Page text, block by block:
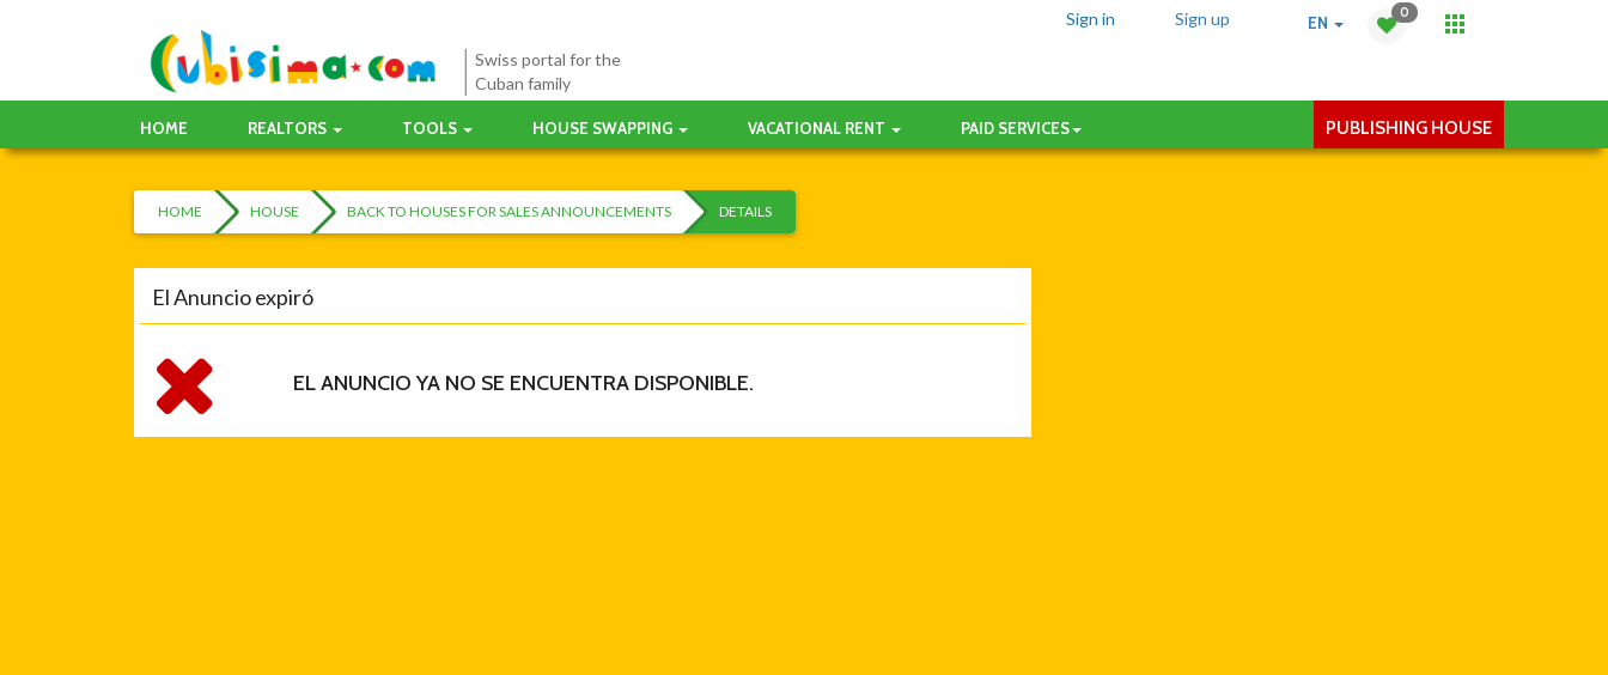
0
EN
Sign up
Sign in
Swiss portal for the
Cuban family
HOME REALTORS TOOLS HOUSE SWAPPING VACATIONAL RENT PAID SERVICES PUBLISHING HOUSE
HOME HOUSE BACK TO HOUSES FOR SALES ANNOUNCEMENTS DETAILS
El Anuncio expiró
EL ANUNCIO YA NO SE ENCUENTRA DISPONIBLE.